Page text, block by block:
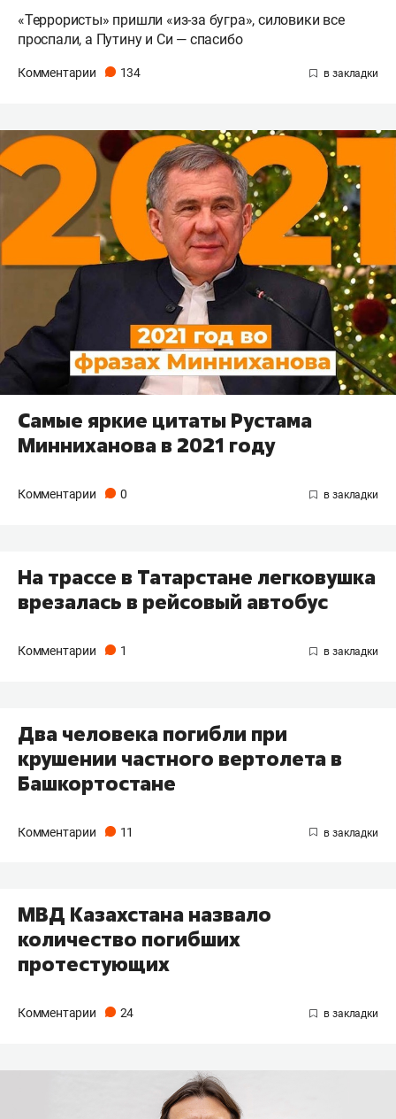
«Террористы» пришли «из-за бугра», силовики все
проспали, а Путину и Си — спасибо
Комментарии 134
Самые яркие цитаты Рустама
Минниханова в 2021 году
Комментарии 0
На трассе в Татарстане легковушка
врезалась в рейсовый автобус
Комментарии 1
Два человека погибли при
крушении частного вертолета в
Башкортостане
Комментарии 11
МВД Казахстана назвало
количество погибших
протестующих
Комментарии 24